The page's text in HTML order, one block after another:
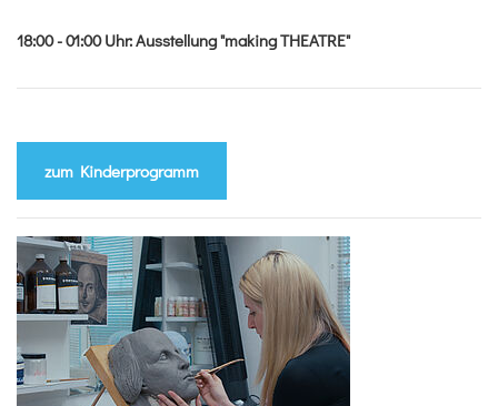
18:00 - 01:00Uhr:Ausstellung "making THEATRE"
zum Kinderprogramm